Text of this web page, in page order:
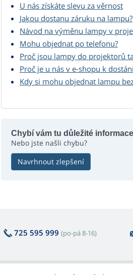
U nás získáte slevu za věrnost
Jakou dostanu záruku na lampu?
Návod na výměnu lampy v
Mohu objednat po telefonu?
Proč jsou lampy do projektorů
Proč je u nás v e-shopu k
Kdy si mohu objednat lampu
Chybí vám tu důležité
Nebo jste našli chybu?
Navrhnout zlepšení
725 595 999 (po-pá 8-16)